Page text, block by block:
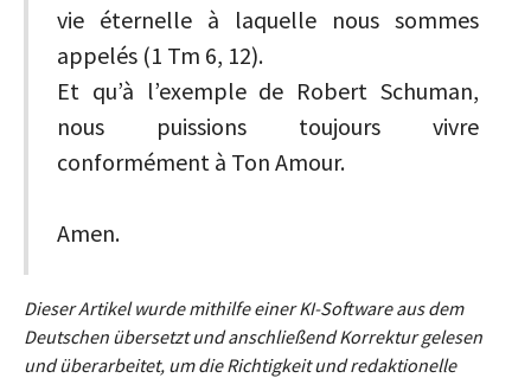
vie éternelle à laquelle nous sommes
appelés (1 Tm 6, 12).
Et qu’à l’exemple de Robert Schuman,
nous puissions toujours vivre
conformément à Ton Amour.
Amen.
Dieser Artikel wurde mithilfe einer KI-Software aus dem
Deutschen übersetzt und anschließend Korrektur gelesen
und überarbeitet, um die Richtigkeit und redaktionelle